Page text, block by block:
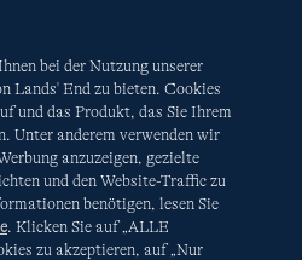
& Sicherheit
auswählen Site Map
Websites
bei der Nutzung unserer
Lands' End zu bieten. Cookies
und das Produkt, das Sie Ihrem
Unter anderem verwenden wir
anzuzeigen, gezielte
und den Website-Traffic zu
benötigen, lesen Sie
. Klicken Sie auf „ALLE
zu akzeptieren, auf „Nur